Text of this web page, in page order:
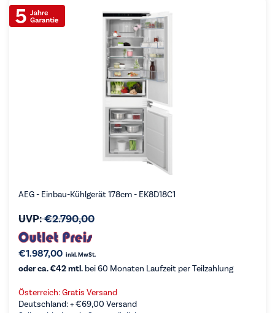
AEG - Einbau-Kühlgerät 178cm - EK8D18C1
UVP:€2.790,00
€1.987,00 inkl. MwSt.
oder ca. €42 mtl. bei 60 Monaten Laufzeit per Teilzahlung
Österreich: Gratis Versand
Deutschland: +€69,00 Versand